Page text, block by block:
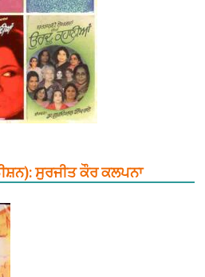
ਸੁਰਜੀਤ ਕੌਰ ਕਲਪਨਾ